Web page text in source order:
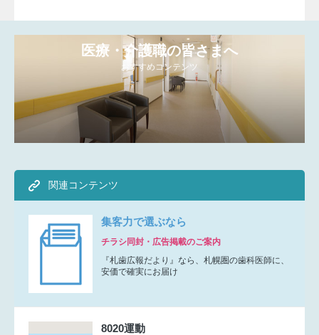
医療・介護職の皆さまへ
おすすめコンテンツ
関連コンテンツ
集客力で選ぶなら
チラシ同封・広告掲載のご案内
『札歯広報だより』なら、札幌圏の歯科医師に、
安価で確実にお届け
8020運動